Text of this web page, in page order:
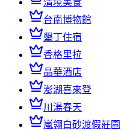
清境美食
台南博物館
墾丁住宿
香格里拉
晶華酒店
澎湖喜來登
川湯春天
嵐翎白砂渡假莊園